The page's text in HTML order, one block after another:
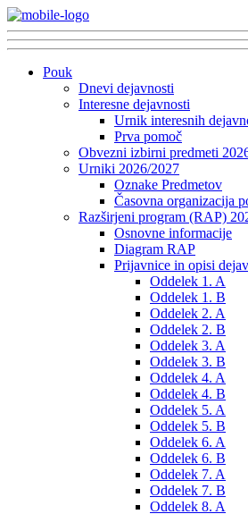
Pouk
Dnevi dejavnosti
Interesne dejavnosti
Urnik interesnih
Prva pomoč
Obvezni izbirni predmeti
Urniki 2026/2027
Oznake Predmetov
Časovna organizacija
Razširjeni program (RAP)
Osnovne informacije
Diagram RAP
Prijavnice in opisi
Oddelek 1. A
Oddelek 1. B
Oddelek 2. A
Oddelek 2. B
Oddelek 3. A
Oddelek 3. B
Oddelek 4. A
Oddelek 4. B
Oddelek 5. A
Oddelek 5. B
Oddelek 6. A
Oddelek 6. B
Oddelek 7. A
Oddelek 7. B
Oddelek 8. A